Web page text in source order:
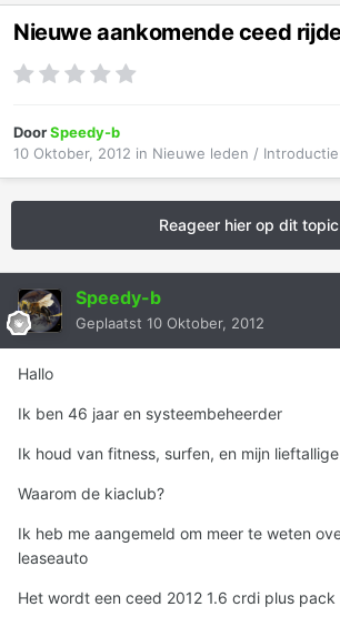
Nieuwe aankomende ceed
DoorSpeedy-b
10 Oktober, 2012 in Nieuwe leden / Introductie
Reageer hier op dit topic
Speedy-b
Geplaatst 10 Oktober, 2012
Hallo
Ik ben 46 jaar en systeembeheerder
Ik houd van fitness, surfen, en mijn
Waarom de kiaclub?
Ik heb me aangemeld om meer te weten
leaseauto
Het wordt een ceed 2012 1.6 crdi plus pack